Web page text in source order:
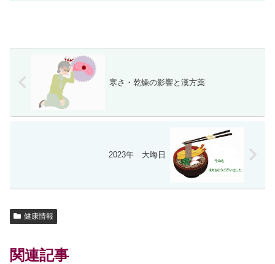
寒さ・乾燥の影響と漢方薬
2023年 大晦日
健康情報
関連記事